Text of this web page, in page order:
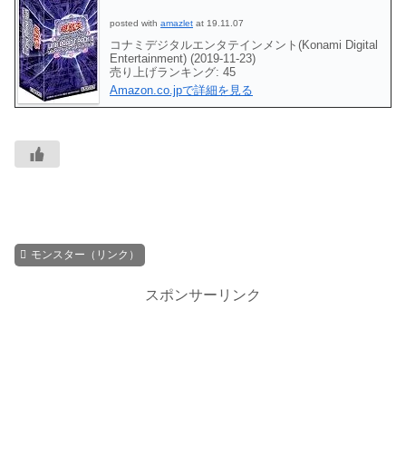
posted with amazlet at 19.11.07
コナミデジタルエンタテインメント(Konami Digital
Entertainment) (2019-11-23)
売り上げランキング: 45
Amazon.co.jpで詳細を見る
モンスター（リンク）
スポンサーリンク